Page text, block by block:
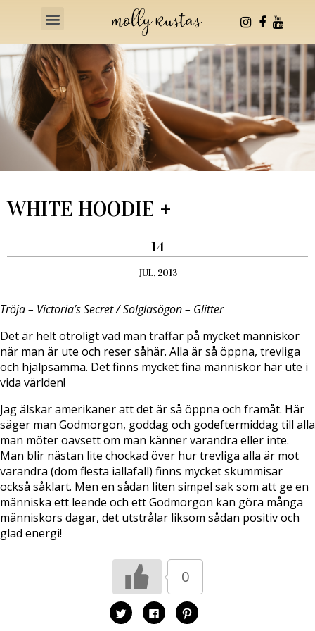
WHITE HOODIE +
14
JUL, 2013
Tröja – Victoria’s Secret / Solglasögon – Glitter
Det är helt otroligt vad man träffar på mycket människor
när man är ute och reser såhär. Alla är så öppna, trevliga
och hjälpsamma. Det finns mycket fina människor här ute i
vida världen!
Jag älskar amerikaner att det är så öppna och framåt. Här
säger man Godmorgon, goddag och godeftermiddag till alla
man möter oavsett om man känner varandra eller inte.
Man blir nästan lite chockad över hur trevliga alla är mot
varandra (dom flesta iallafall) finns mycket skummisar
också såklart. Men en sådan liten simpel sak som att ge en
människa ett leende och ett Godmorgon kan göra många
människors dagar, det utstrålar liksom sådan positiv och
glad energi!
0
K
l
K
l
K
l